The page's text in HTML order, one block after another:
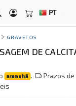
PT
GRAVETOS
DE
amanhã .
Prazos